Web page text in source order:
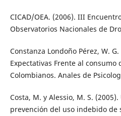
CICAD/OEA. (2006). III
Observatorios Nacionales de
Constanza Londoño Pérez, W.
Expectativas Frente al consumo
Colombianos. Anales de
Costa, M. y Alessio, M. S.
prevención del uso indebido de